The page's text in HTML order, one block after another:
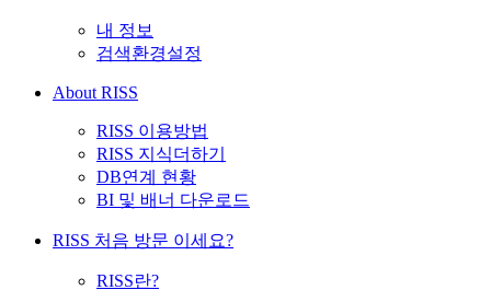
내 정보
검색환경설정
About RISS
RISS 이용방법
RISS 지식더하기
DB연계 현황
BI 및 배너 다운로드
RISS 처음 방문 이세요?
RISS란?